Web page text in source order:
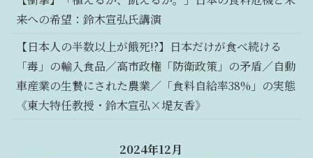
来への希望：鈴木宣弘氏講演
【日本人の半数以上が餓死!?】日本だけが食べ続ける
「毒」の輸入食品／高市政権「防衛政策」の矛盾／自動
車産業の生贄にされた農業／「食料自給率38%」の実態
《東大特任教授・鈴木宣弘×堤友香》
2024年12月